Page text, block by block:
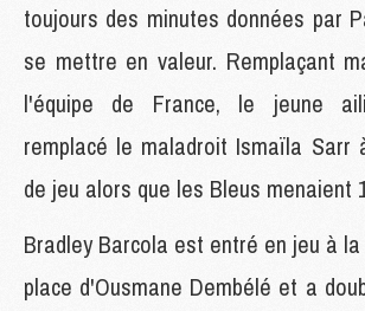
toujours des minutes données par
se mettre en valeur. Remplaçant
l'équipe de France, le jeune
remplacé le maladroit Ismaïla Sarr
de jeu alors que les Bleus menaient
Bradley Barcola est entré en jeu à
place d'Ousmane Dembélé et a